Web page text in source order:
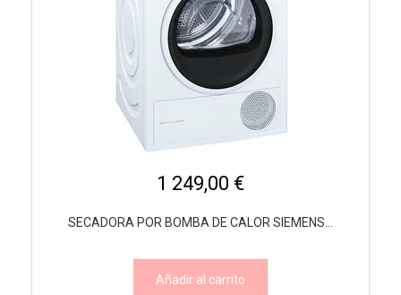
1 249,00 €
SECADORA POR BOMBA DE CALOR SIEMENS...
Añadir al carrito